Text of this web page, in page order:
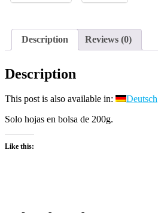
Description Reviews (0)
Description
This post is also available in: Deutsch
Solo hojas en bolsa de 200g.
Like this: